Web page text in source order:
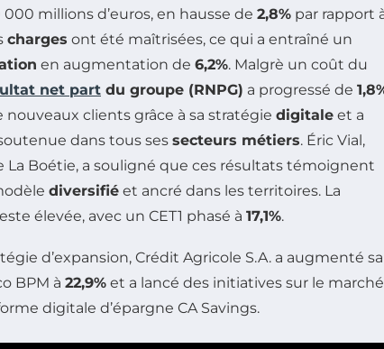
000 millions d’euros, en hausse de 2,8% par rapport
charges ont été maîtrisées, ce qui a entraîné un
en augmentation de 6,2%. Malgrè un coût du
net part du groupe (RNPG) a progressé de
nouveaux clients grâce à sa stratégie digitale et a
dans tous ses secteurs métiers. Éric Vial,
La Boétie, a souligné que ces résultats témoignent
diversifié et ancré dans les territoires. La
élevée, avec un CET1 phasé à 17,1%.
d’expansion, Crédit Agricole S.A. a augmenté sa
BPM à 22,9% et a lancé des initiatives sur le marché
digitale d’épargne CA Savings.